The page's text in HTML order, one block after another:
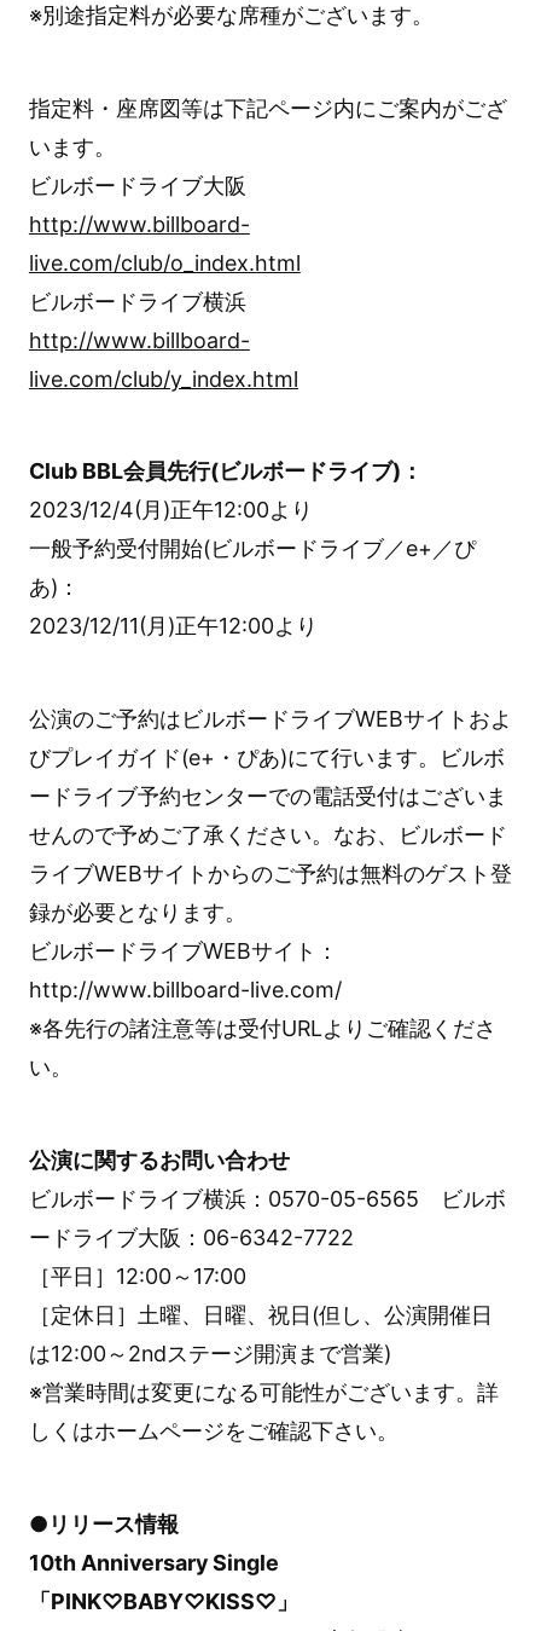
※別途指定料が必要な席種がございます。
指定料・座席図等は下記ページ内にご案内がござ
います。
ビルボードライブ大阪
http://www.billboard-
live.com/club/o_index.html
ビルボードライブ横浜
http://www.billboard-
live.com/club/y_index.html
Club BBL会員先行(ビルボードライブ)：
2023/12/4(月)正午12:00より
一般予約受付開始(ビルボードライブ／e+／ぴ
あ)：
2023/12/11(月)正午12:00より
公演のご予約はビルボードライブWEBサイトおよ
びプレイガイド(e+・ぴあ)にて行います。ビルボ
ードライブ予約センターでの電話受付はございま
せんので予めご了承ください。なお、ビルボード
ライブWEBサイトからのご予約は無料のゲスト登
録が必要となります。
ビルボードライブWEBサイト：
http://www.billboard-live.com/
※各先行の諸注意等は受付URLよりご確認くださ
い。
公演に関するお問い合わせ
ビルボードライブ横浜：0570-05-6565 ビルボ
ードライブ大阪：06-6342-7722
［平日］12:00～17:00
［定休日］土曜、日曜、祝日(但し、公演開催日
は12:00～2ndステージ開演まで営業)
※営業時間は変更になる可能性がございます。詳
しくはホームページをご確認下さい。
●リリース情報
10th Anniversary Single
「PINK♡BABY♡KISS♡」